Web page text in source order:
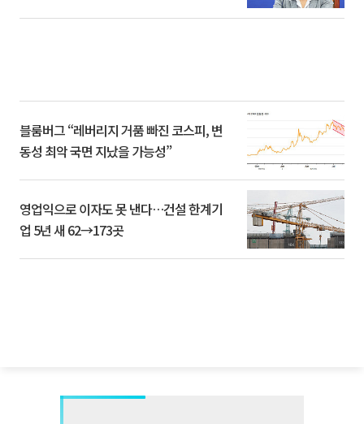
블룸버그 “레버리지 거품 빠진 코스피, 변
동성 최악 국면 지났을 가능성”
영업익으로 이자도 못 낸다…건설 한계기
업 5년 새 62→173곳